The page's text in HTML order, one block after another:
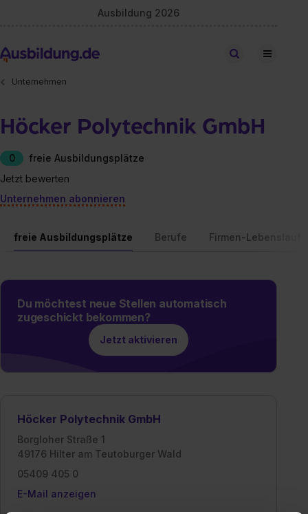
Ausbildung 2026
Stellen finden
Unternehmen
Höcker Polytechnik GmbH
0
freie Ausbildungsplätze
Jetzt bewerten
Unternehmen abonnieren
freie Ausbildungsplätze Berufe Firmen-Lebenslauf
Du möchtest neue Stellen automatisch
zugeschickt bekommen?
Jetzt aktivieren
Höcker Polytechnik GmbH
Borgloher Straße 1
49176 Hilter am Teutoburger Wald
05409 405 0
E-Mail anzeigen